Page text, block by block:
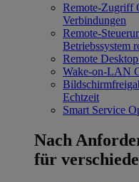
Remote-Zugriff
Verbindungen
Remote-
Betriebssystem
Remote Desktop
Wake-on-LAN
Echtzeit
Smart Service
Nach
für